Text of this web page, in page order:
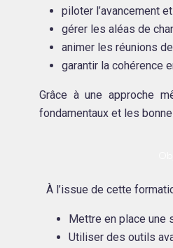
piloter l’avancement
gérer les aléas de
animer les réunions
garantir la cohérence
Grâce à une approche
fondamentaux et les
À l’issue de cette
Mettre en place une
Utiliser des outils